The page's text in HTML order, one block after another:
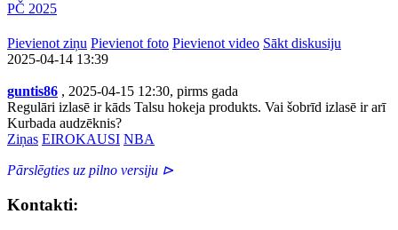
PČ 2025
Pievienot ziņu Pievienot foto Pievienot video Sākt diskusiju
2025-04-14 13:39
guntis86 , 2025-04-15 12:30, pirms gada
Regulāri izlasē ir kāds Talsu hokeja produkts. Vai šobrīd izlasē ir arī
Kurbada audzēknis?
Ziņas EIROKAUSI NBA
Pārslēgties uz pilno versiju ⊳
Kontakti: